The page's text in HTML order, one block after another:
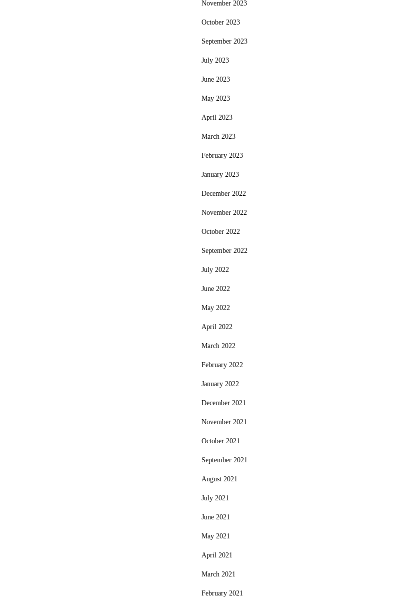
November 2023
October 2023
September 2023
July 2023
June 2023
May 2023
April 2023
March 2023
February 2023
January 2023
December 2022
November 2022
October 2022
September 2022
July 2022
June 2022
May 2022
April 2022
March 2022
February 2022
January 2022
December 2021
November 2021
October 2021
September 2021
August 2021
July 2021
June 2021
May 2021
April 2021
March 2021
February 2021